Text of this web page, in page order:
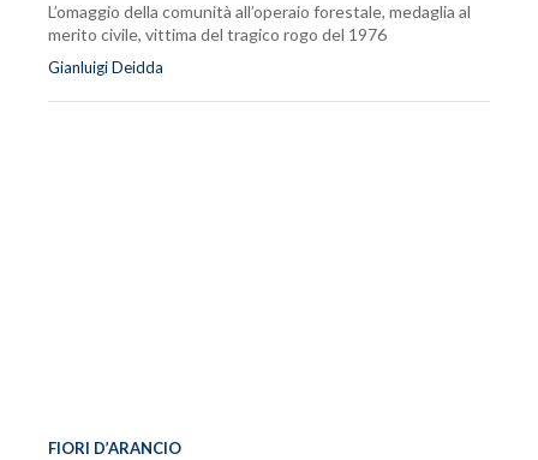
L’omaggio della comunità all’operaio forestale, medaglia al
merito civile, vittima del tragico rogo del 1976
Gianluigi Deidda
FIORI D’ARANCIO